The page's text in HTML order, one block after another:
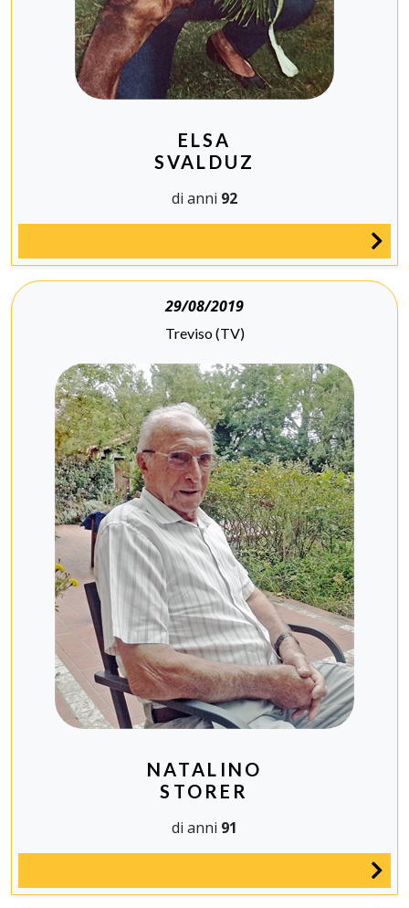
ELSA
SVALDUZ
di anni 92
29/08/2019
Treviso (TV)
NATALINO
STORER
di anni 91